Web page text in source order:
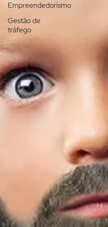
Empreendedorismo
Gestão de
tráfego